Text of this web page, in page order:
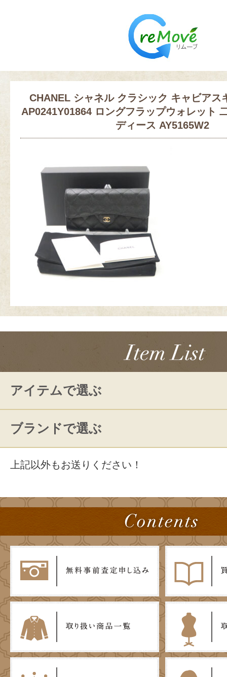
CHANEL シャネル クラシック キャビアス
AP0241Y01864 ロングフラップウォレット
ディース AY5165W2
アイテムで選ぶ
ブランドで選ぶ
上記以外もお送りください！